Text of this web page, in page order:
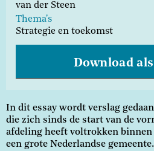
van der Steen
Thema's
Strategie en toekomst
Download
In dit essay wordt verslag
die zich sinds de start van de
afdeling heeft voltrokken
een grote Nederlandse